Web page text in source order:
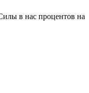
в нас процентов на